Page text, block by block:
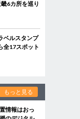
6カ所を巡り
ベルスタンプ
全17スポット
もっと見る
情報はおっ